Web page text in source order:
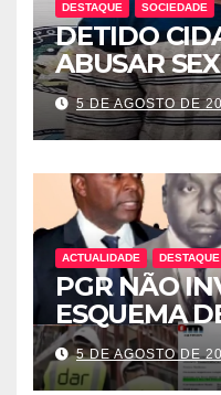
DESTAQUE SOCIEDADE
DETIDO
ABUSAR
CUNHADA
5 DE AGOSTO DE
ACTUALIDADE DESTAQUE
PGR NÃO
ESQUEMA
SAQUE DE
ESTADO
5 DE AGOSTO DE